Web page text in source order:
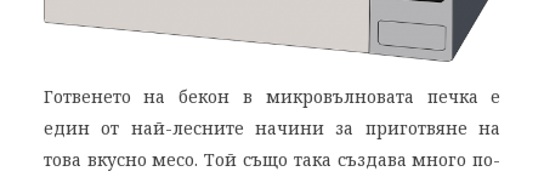
Готвенето на бекон в микровълновата печка е
един от най-лесните начини за приготвяне на
това вкусно месо. Той също така създава много по-